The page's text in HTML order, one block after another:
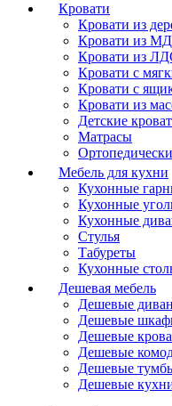
Кровати
Кровати из
Кровати из
Кровати из
Кровати с
Кровати с
Кровати из
Детские
Матрасы
Мебель для кухни
Кухонные
Кухонные
Кухонные
Стулья
Табуреты
Кухонные
Дешевая мебель
Дешевые
Дешевые
Дешевые
Дешевые
Дешевые
Дешевые